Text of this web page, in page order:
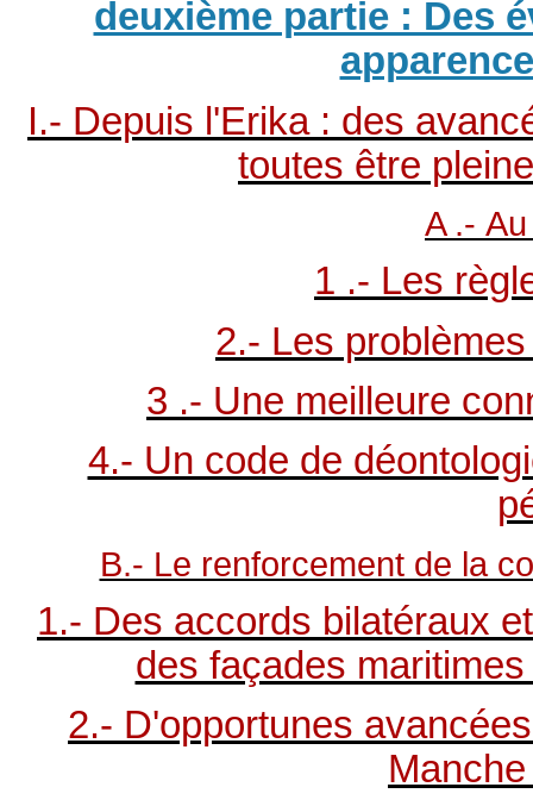
deuxième partie : Des
I.- Depuis l'Erika : des
toutes être
A .-
1 .- Les
2.- Les
3 .- Une meilleure
4.- Un code de
B.- Le renforcement de la
1.- Des accords bilatéraux
des façades
2.- D'opportunes